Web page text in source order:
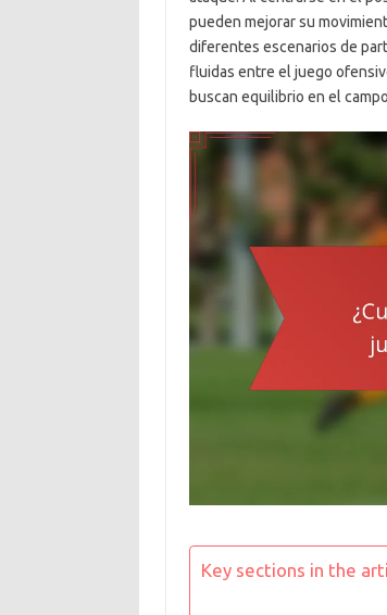
pueden mejorar su
diferentes escenarios de
fluidas entre el juego
buscan equilibrio en el
Key sections in the